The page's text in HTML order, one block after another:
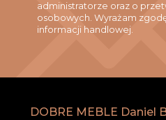
administratorze oraz o
osobowych. Wyrażam
informacji handlowej.
DOBRE MEBLE Daniel